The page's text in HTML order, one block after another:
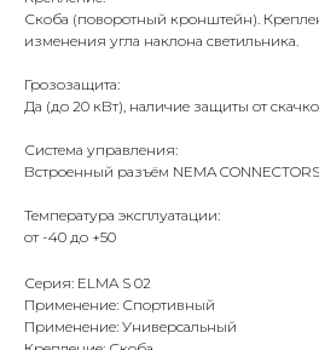
Скоба (поворотный кронштейн).
изменения угла наклона светильника.
Грозозащита:
Да (до 20 кВт), наличие защиты от
Система управления:
Встроенный разъём NEMA
Температура эксплуатации:
от -40 до +50
Серия: ELMA S 02
Применение: Спортивный
Применение: Универсальный